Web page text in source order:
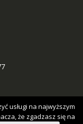
usługi na najwyższym
że zgadzasz się na